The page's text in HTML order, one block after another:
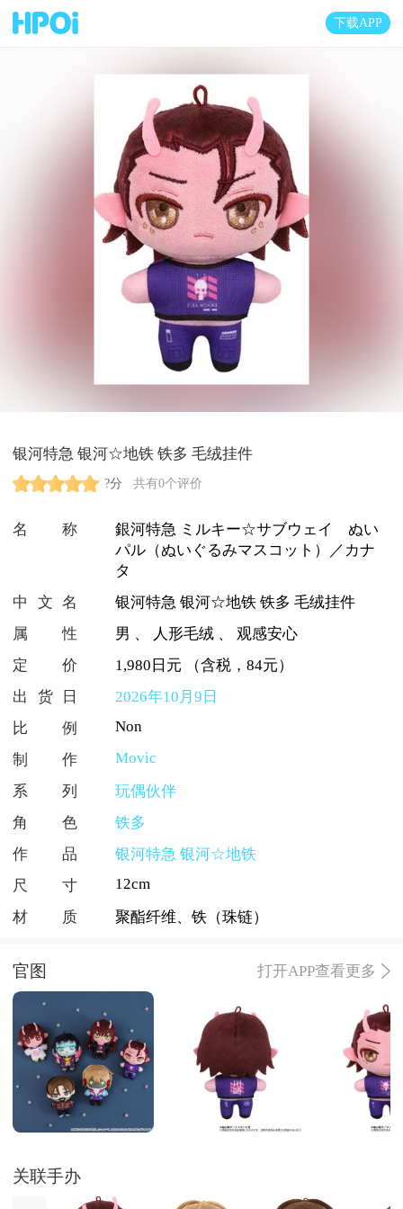
下载APP
银河特急 银河☆地铁 铁多 毛绒挂件
?分 共有0个评价
名称
銀河特急 ミルキー☆サブウェイ ぬい
パル（ぬいぐるみマスコット）／カナ
タ
中文名
银河特急 银河☆地铁 铁多 毛绒挂件
属性
男 、 人形毛绒、 观感安心
定价
1,980日元 （含税，84元）
出货日
2026年10月9日
比例
Non
制作
Movic
系列
玩偶伙伴
角色
铁多
作品
银河特急 银河☆地铁
尺寸
12cm
材质
聚酯纤维、铁（珠链）
官图 打开APP查看更多
关联手办